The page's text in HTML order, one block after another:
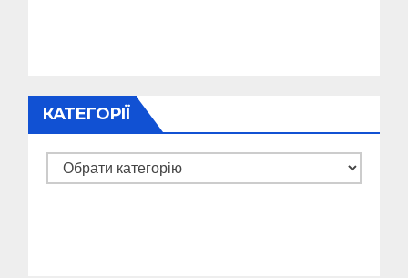
КАТЕГОРІЇ
Категорії